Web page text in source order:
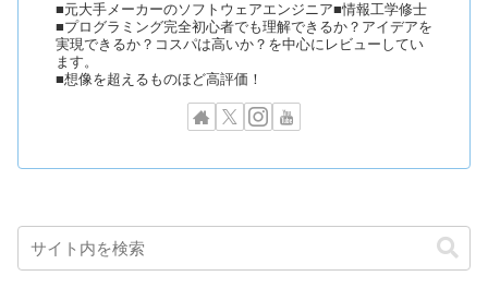
■元大手メーカーのソフトウェアエンジニア■情報工学修士
■プログラミング完全初心者でも理解できるか？アイデアを
実現できるか？コスパは高いか？を中心にレビューしてい
ます。
■想像を超えるものほど高評価！